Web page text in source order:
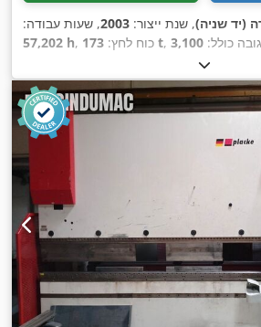
(יד שניה), שנת ייצור: 2003, שעות עבודה:
57,202 h
, כוח לחץ: 173 t כולל: 3,100
, משקל כולל:
צירים:8 ,